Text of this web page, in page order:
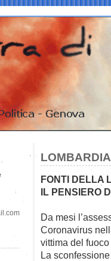
FONTI DELLA
IL PENSIERO
Da mesi
Coronavirus
vittima del
La